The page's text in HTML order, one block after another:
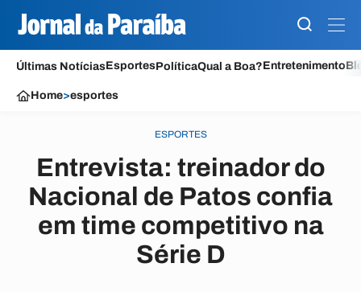
Últimas NotíciasEsportesPolíticaQual a Boa?Entretenimento
Home>esportes
ESPORTES
Entrevista: treinador do
Nacional de Patos confia
em time competitivo na
Série D